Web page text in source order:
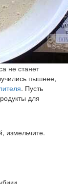
не станет
пышнее,
. Пусть
для
измельчите.